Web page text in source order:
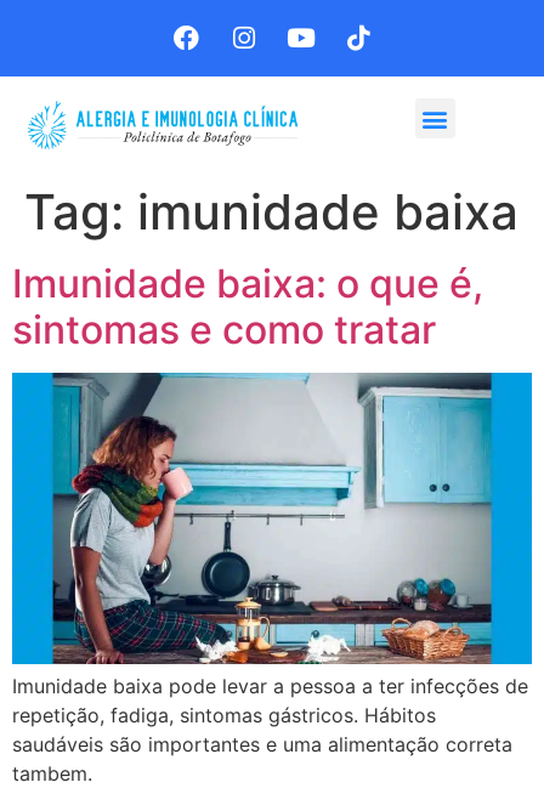
Tag: imunidade baixa
Imunidade baixa: o que é,
sintomas e como tratar
Imunidade baixa pode levar a pessoa a ter infecções de
repetição, fadiga, sintomas gástricos. Hábitos
saudáveis são importantes e uma alimentação correta
tambem.